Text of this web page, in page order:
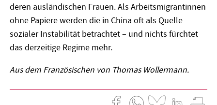
deren ausländischen Frauen. Als Arbeitsmigrantinnen
ohne Papiere werden die in China oft als Quelle
sozialer Instabilität betrachtet – und nichts fürchtet
das derzeitige Regime mehr.
Aus dem Französischen von Thomas Wollermann.